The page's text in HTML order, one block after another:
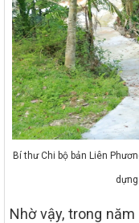
Bí thư Chi bộ bản Liên
Nhờ vậy, trong